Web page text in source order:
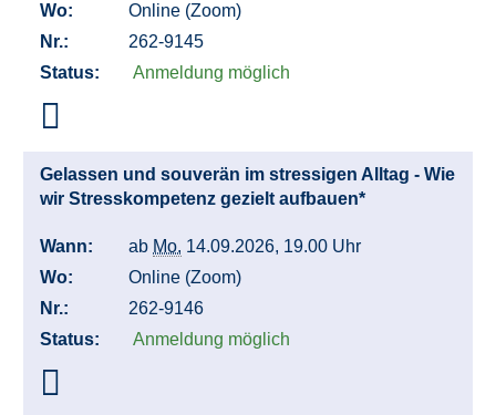
Wo:
Online (Zoom)
Nr.:
262-9145
Status:
Anmeldung möglich
Gelassen und souverän im stressigen Alltag - Wie
wir Stresskompetenz gezielt aufbauen*
Wann: ab Mo. 14.09.2026, 19.00 Uhr
Wo:
Online (Zoom)
Nr.:
262-9146
Status:
Anmeldung möglich